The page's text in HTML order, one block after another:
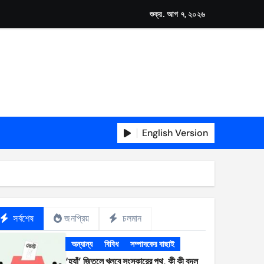
শুক্র. আগ ৭, ২০২৬
English Version
সর্বশেষ জনপ্রিয় চলমান
অন্যান্য বিবিধ সম্পাদকের বাছাই
‘হ্যাঁ’ জিতলে খুলবে সংস্কারের পথ, কী কী বদল